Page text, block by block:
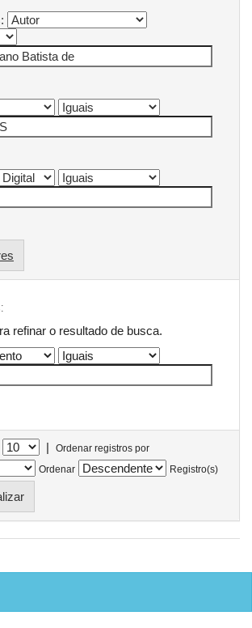
refinar o resultado de busca.
|
Ordenar registros por
Ordenar
Registro(s)